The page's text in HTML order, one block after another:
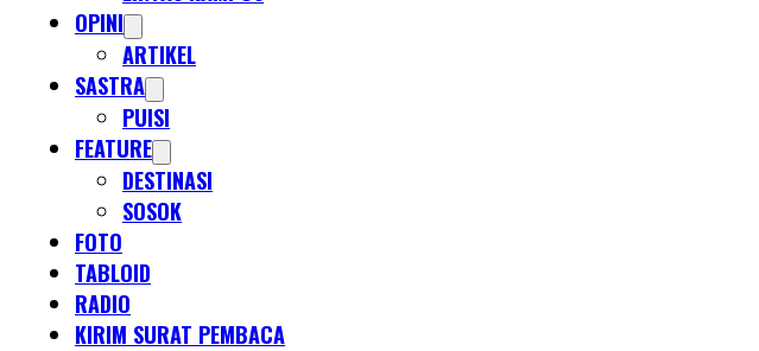
OPINI
ARTIKEL
SASTRA
PUISI
FEATURE
DESTINASI
SOSOK
FOTO
TABLOID
RADIO
KIRIM SURAT PEMBACA